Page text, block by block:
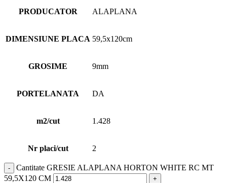
PRODUCATOR ALAPLANA
DIMENSIUNE PLACA 59,5x120cm
GROSIME 9mm
PORTELANATA DA
m2/cut 1.428
Nr placi/cut 2
Cantitate GRESIE ALAPLANA HORTON WHITE RC MT
59,5X120 CM